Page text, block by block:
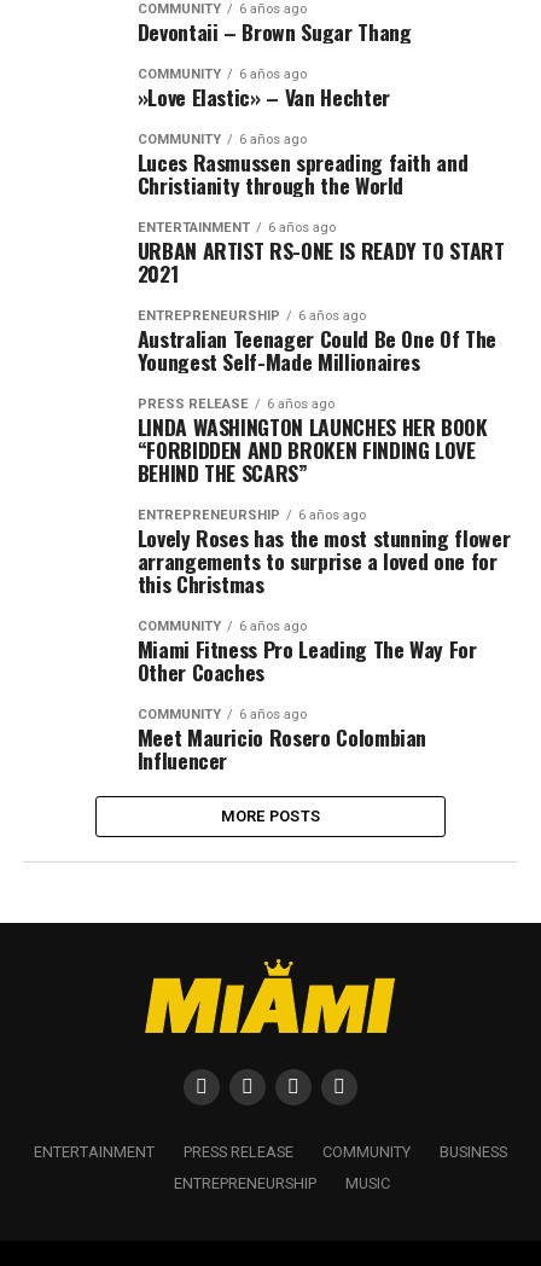
COMMUNITY 6 años ago
Devontaii – Brown Sugar Thang
COMMUNITY 6 años ago
»Love Elastic» – Van Hechter
COMMUNITY 6 años ago
Luces Rasmussen spreading faith and
Christianity through the World
ENTERTAINMENT 6 años ago
URBAN ARTIST RS-ONE IS READY TO START
2021
ENTREPRENEURSHIP 6 años ago
Australian Teenager Could Be One Of The
Youngest Self-Made Millionaires
PRESS RELEASE 6 años ago
LINDA WASHINGTON LAUNCHES HER BOOK
“FORBIDDEN AND BROKEN FINDING LOVE
BEHIND THE SCARS”
ENTREPRENEURSHIP 6 años ago
Lovely Roses has the most stunning flower
arrangements to surprise a loved one for
this Christmas
COMMUNITY 6 años ago
Miami Fitness Pro Leading The Way For
Other Coaches
COMMUNITY 6 años ago
Meet Mauricio Rosero Colombian
Influencer
MORE POSTS
ENTERTAINMENT PRESS RELEASE COMMUNITY
BUSINESS
ENTREPRENEURSHIP
MUSIC